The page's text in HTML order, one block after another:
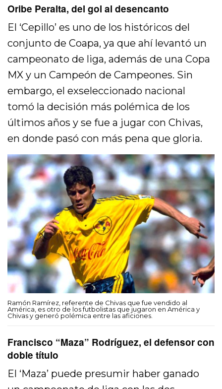
Oribe Peralta, del gol al desencanto
El ‘Cepillo’ es uno de los históricos del
conjunto de Coapa, ya que ahí levantó un
campeonato de liga, además de una Copa
MX y un Campeón de Campeones. Sin
embargo, el exseleccionado nacional
tomó la decisión más polémica de los
últimos años y se fue a jugar con Chivas,
en donde pasó con más pena que gloria.
Ramón Ramírez, referente de Chivas que fue vendido al
América, es otro de los futbolistas que jugaron en América y
Chivas y generó polémica entre las aficiones.
Francisco “Maza” Rodríguez, el defensor con
doble título
El ‘Maza’ puede presumir haber ganado